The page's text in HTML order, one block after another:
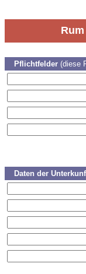
Pflichtfelder (diese
Daten der